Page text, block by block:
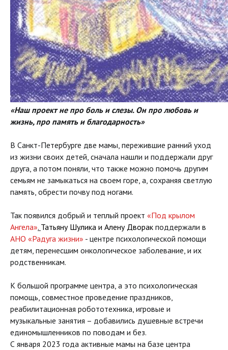
«Наш проект не про боль и слезы. Он про любовь и
жизнь, про память и благодарность»
В Санкт-Петербурге две мамы, пережившие ранний уход
из жизни своих детей, сначала нашли и поддержали друг
друга, а потом поняли, что также можно помочь другим
семьям не замыкаться на своем горе, а, сохраняя светлую
память, обрести почву под ногами.
Так появился добрый и теплый проект «Под крылом
Ангела». Татьяну Шулика и Алену Дворак поддержали в
АНО «Радуга жизни» - центре психологической помощи
детям, перенесшим онкологическое заболевание, и их
родственникам.
К большой программе центра, а это психологическая
помощь, совместное проведение праздников,
реабилитационная робототехника, игровые и
музыкальные занятия – добавились душевные встречи
единомышленников по поводам и без.
С января 2023 года активные мамы на базе центра